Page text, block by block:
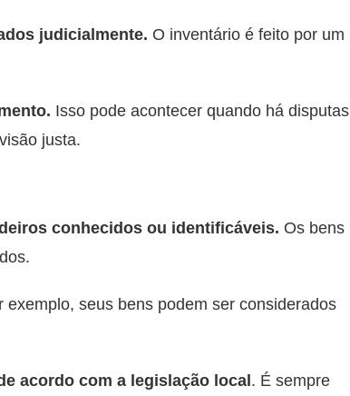
judicialmente. O inventário é feito por um
Isso pode acontecer quando há disputas
justa.
conhecidos ou identificáveis. Os bens
exemplo, seus bens podem ser considerados
acordo com a legislação local. É sempre